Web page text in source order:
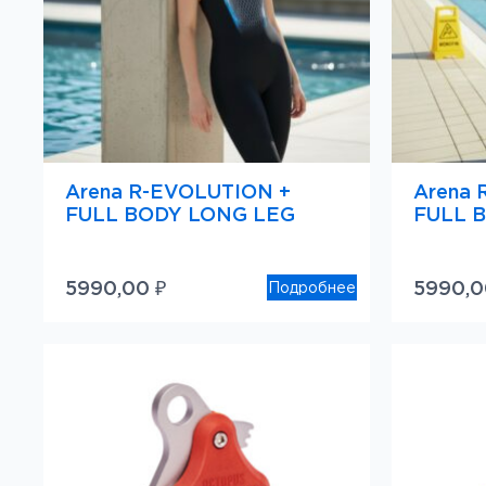
Arena R-EVOLUTION +
FULL BODY LONG LEG
5990,00 ₽ Подробнее
Arena
FULL